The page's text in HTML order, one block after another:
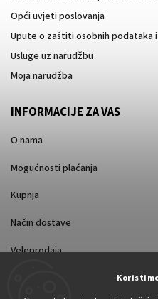
Opći uvjeti poslovanja
Upute o zaštiti osobnih podataka
Usluge uz narudžbu
Moja narudžba
INFORMACIJE ZA VAS
O nama
Mogućnosti plaćanja
Kupnja
Način dostave
Veleprodaja